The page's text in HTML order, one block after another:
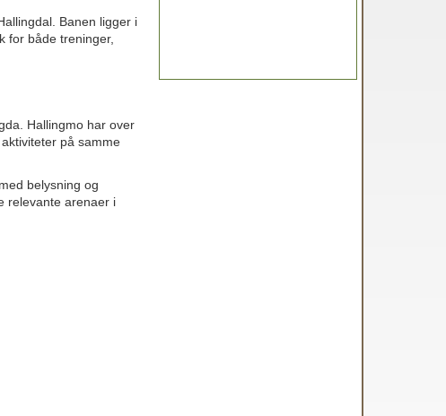
Banen ligger i
for både treninger,
Hallingmo har over
på samme
belysning og
relevante arenaer i